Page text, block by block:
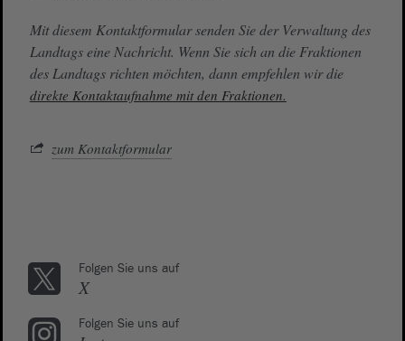
Mit diesem Kontaktformular senden Sie der Verwaltung des
Landtags eine Nachricht. Wenn Sie sich an die Fraktionen
des Landtags richten möchten, dann empfehlen wir die
direkte Kontaktaufnahme mit den Fraktionen.
zum Kontaktformular
Folgen Sie uns auf
X
Folgen Sie uns auf